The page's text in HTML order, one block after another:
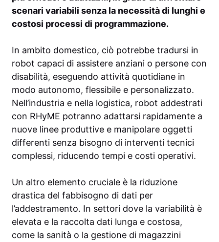
scenari variabili senza la necessità di lunghi e
costosi processi di programmazione.
In ambito domestico, ciò potrebbe tradursi in
robot capaci di assistere anziani o persone con
disabilità, eseguendo attività quotidiane in
modo autonomo, flessibile e personalizzato.
Nell’industria e nella logistica, robot addestrati
con RHyME potranno adattarsi rapidamente a
nuove linee produttive e manipolare oggetti
differenti senza bisogno di interventi tecnici
complessi, riducendo tempi e costi operativi.
Un altro elemento cruciale è la riduzione
drastica del fabbisogno di dati per
l’addestramento. In settori dove la variabilità è
elevata e la raccolta dati lunga e costosa,
come la sanità o la gestione di magazzini